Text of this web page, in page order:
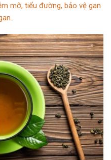
mỡ, tiểu đường, bảo vệ gan